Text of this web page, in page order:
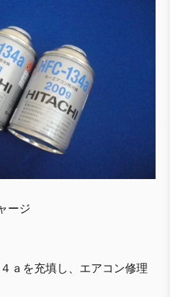
ージ
ａを充填し、エアコン修理